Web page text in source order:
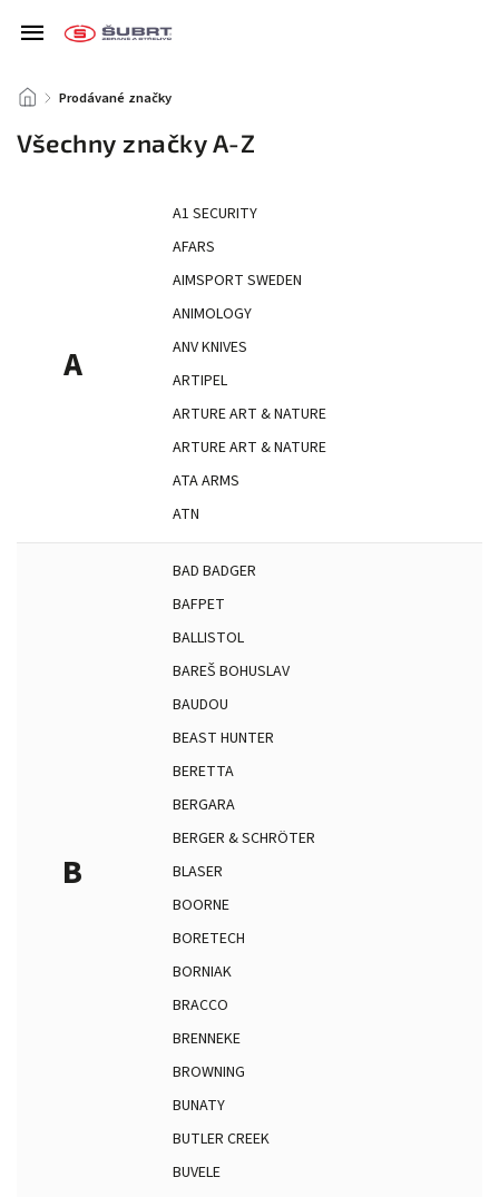
/ Prodávané značky
Všechny značky A-Z
A
A1 SECURITY
AFARS
AIMSPORT SWEDEN
ANIMOLOGY
ANV KNIVES
ARTIPEL
ARTURE ART & NATURE
ARTURE ART & NATURE
ATA ARMS
ATN
B
BAD BADGER
BAFPET
BALLISTOL
BAREŠ BOHUSLAV
BAUDOU
BEAST HUNTER
BERETTA
BERGARA
BERGER & SCHRÖTER
BLASER
BOORNE
BORETECH
BORNIAK
BRACCO
BRENNEKE
BROWNING
BUNATY
BUTLER CREEK
BUVELE